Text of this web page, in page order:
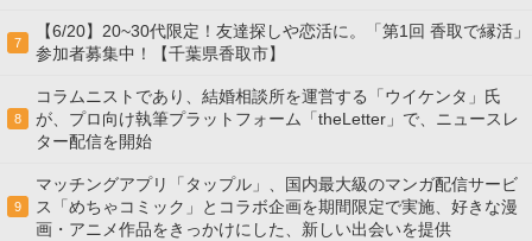
7
【6/20】20~30代限定！友達探しや恋活に。「第1回 香取で縁活」
参加者募集中！【千葉県香取市】
8
コラムニストであり、結婚相談所を運営する「ウイケンタ」氏
が、プロ向け執筆プラットフォーム「theLetter」で、ニュースレ
ター配信を開始
9
マッチングアプリ「タップル」、国内最大級のマンガ配信サービ
ス「めちゃコミック」とコラボ企画を期間限定で実施、好きな漫
画・アニメ作品をきっかけにした、新しい出会いを提供